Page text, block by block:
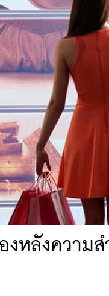
งหลังความ